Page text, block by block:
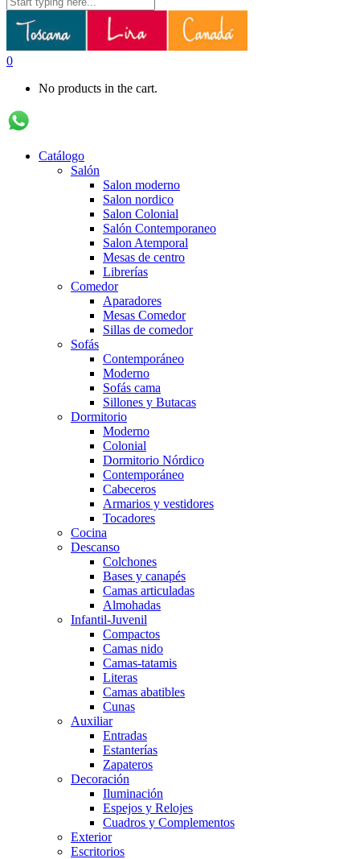
0
No products in the cart.
Catálogo
Salón
Salon moderno
Salon nordico
Salon Colonial
Salón Contemporaneo
Salon Atemporal
Mesas de centro
Librerías
Comedor
Aparadores
Mesas Comedor
Sillas de comedor
Sofás
Contemporáneo
Moderno
Sofás cama
Sillones y Butacas
Dormitorio
Moderno
Colonial
Dormitorio Nórdico
Contemporáneo
Cabeceros
Armarios y vestidores
Tocadores
Cocina
Descanso
Colchones
Bases y canapés
Camas articuladas
Almohadas
Infantil-Juvenil
Compactos
Camas nido
Camas-tatamis
Literas
Camas abatibles
Cunas
Auxiliar
Entradas
Estanterías
Zapateros
Decoración
Iluminación
Espejos y Relojes
Cuadros y Complementos
Exterior
Escritorios